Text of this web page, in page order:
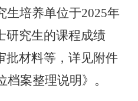
生培养单位于2025年
研究生的课程成绩
批材料等 ，详见附件
档案整理说明》 。